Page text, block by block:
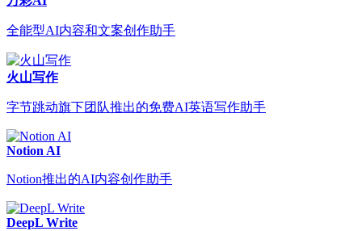
全能型AI内容和文案创作助手
火山写作
字节跳动旗下团队推出的免费AI英语写作助手
Notion AI
Notion推出的AI内容创作助手
DeepL Write